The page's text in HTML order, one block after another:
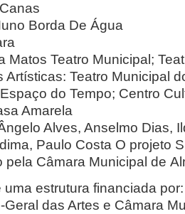
Borda De Água
Matos Teatro Municipal;
Artísticas: Teatro Municipal
do Tempo; Centro
Amarela
Alves, Anselmo Dias,
Paulo Costa O projeto
pela Câmara Municipal de
uma estrutura financiada
Geral das Artes e Câmara